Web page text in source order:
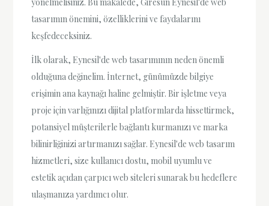
yönelmelisiniz. Bu makalede, Giresun Eynesil'de web
tasarımın önemini, özelliklerini ve faydalarını
keşfedeceksiniz.
İlk olarak, Eynesil'de web tasarımının neden önemli
olduğuna değinelim. İnternet, günümüzde bilgiye
erişimin ana kaynağı haline gelmiştir. Bir işletme veya
proje için varlığınızı dijital platformlarda hissettirmek,
potansiyel müşterilerle bağlantı kurmanızı ve marka
bilinirliğinizi artırmanızı sağlar. Eynesil'de web tasarım
hizmetleri, size kullanıcı dostu, mobil uyumlu ve
estetik açıdan çarpıcı web siteleri sunarak bu hedeflere
ulaşmanıza yardımcı olur.